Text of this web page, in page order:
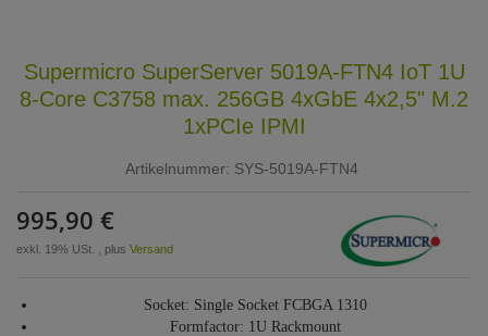
Supermicro SuperServer 5019A-FTN4 IoT 1U
8-Core C3758 max. 256GB 4xGbE 4x2,5" M.2
1xPCIe IPMI
Artikelnummer: SYS-5019A-FTN4
995,90 €
exkl. 19% USt. , plus Versand
Socket: Single Socket FCBGA 1310
Formfactor: 1U Rackmount